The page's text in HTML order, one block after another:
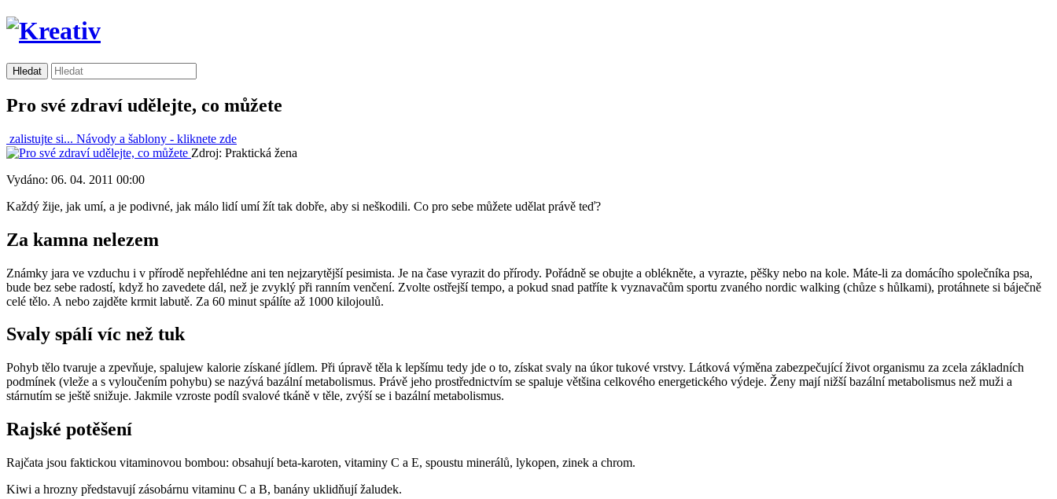
Pro své zdraví udělejte, co můžete
zalistujte si... Návody a šablony - kliknete zde
Zdroj: Praktická žena
Vydáno: 06. 04. 2011 00:00
Každý žije, jak umí, a je podivné, jak málo lidí umí žít tak dobře, aby si neškodili. Co pro sebe můžete udělat právě teď?
Za kamna nelezem
Známky jara ve vzduchu i v přírodě nepřehlédne ani ten nejzarytější pesimista. Je na čase vyrazit do přírody. Pořádně se obujte a oblékněte, a vyrazte, pěšky nebo na kole. Máte-li za domácího společníka psa,
bude bez sebe radostí, když ho zavedete dál, než je zvyklý při ranním venčení. Zvolte ostřejší tempo, a pokud snad patříte k vyznavačům sportu zvaného nordic walking (chůze s hůlkami), protáhnete si báječně
celé tělo. A nebo zajděte krmit labutě. Za 60 minut spálíte až 1000 kilojoulů.
Svaly spálí víc než tuk
Pohyb tělo tvaruje a zpevňuje, spalujew kalorie získané jídlem. Při úpravě těla k lepšímu tedy jde o to, získat svaly na úkor tukové vrstvy. Látková výměna zabezpečující život organismu za zcela základních
podmínek (vleže a s vyloučením pohybu) se nazývá bazální metabolismus. Právě jeho prostřednictvím se spaluje většina celkového energetického výdeje. Ženy mají nižší bazální metabolismus než muži a
stárnutím se ještě snižuje. Jakmile vzroste podíl svalové tkáně v těle, zvýší se i bazální metabolismus.
Rajské potěšení
Rajčata jsou faktickou vitaminovou bombou: obsahují beta-karoten, vitaminy C a E, spoustu minerálů, lykopen, zinek a chrom.
Kiwi a hrozny představují zásobárnu vitaminu C a B, banány uklidňují žaludek.